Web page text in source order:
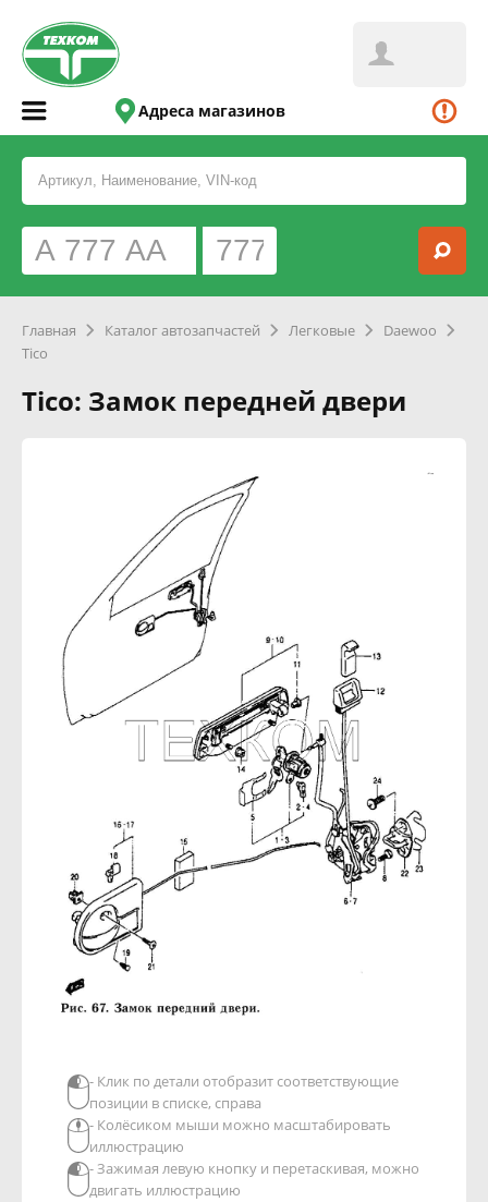
Адреса магазинов
Главная Каталог автозапчастей Легковые
Daewoo
Tico
Tico: Замок передней двери
- Клик по детали отобразит соответствующие
позиции в списке, справа
- Колёсиком мыши можно масштабировать
иллюстрацию
- Зажимая левую кнопку и перетаскивая, можно
двигать иллюстрацию